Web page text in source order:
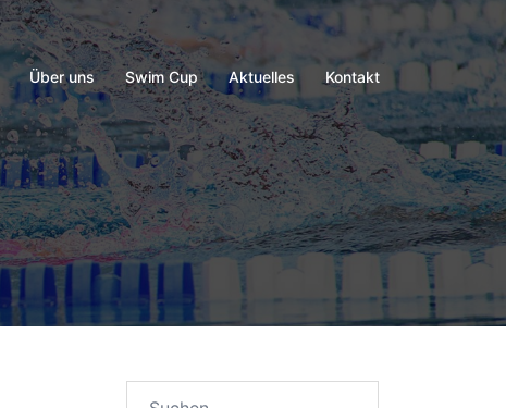
Über uns Swim Cup Aktuelles Kontakt